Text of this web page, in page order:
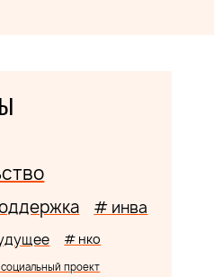
# инва
# нко
проект